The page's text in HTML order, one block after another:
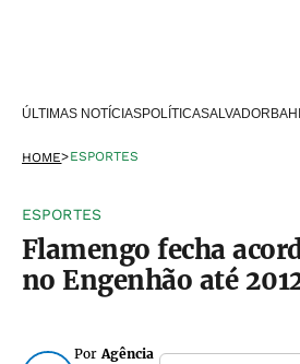
ÚLTIMAS NOTÍCIASPOLÍTICASALVADOR
HOME>ESPORTES
ESPORTES
Flamengo fecha
no Engenhão até
PorAgência